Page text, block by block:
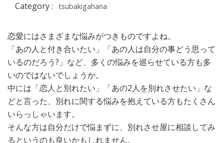
Category : tsubakigahana
恋愛にはさまざまな悩みがつきものですよね。
「あの人と付き合いたい」「あの人は自分の事どう思って
いるのだろう?」など、多くの悩みを巡らせている方も多
いのではないでしょうか。
中には「恋人と別れたい」「あの2人を別れさせたい」な
どと言った、別れに関する悩みを抱えている方もたくさん
いらっしゃいます。
そんな方は自分だけで悩まずに、別れさせ屋に相談してみ
るというのも良いかもしれません。